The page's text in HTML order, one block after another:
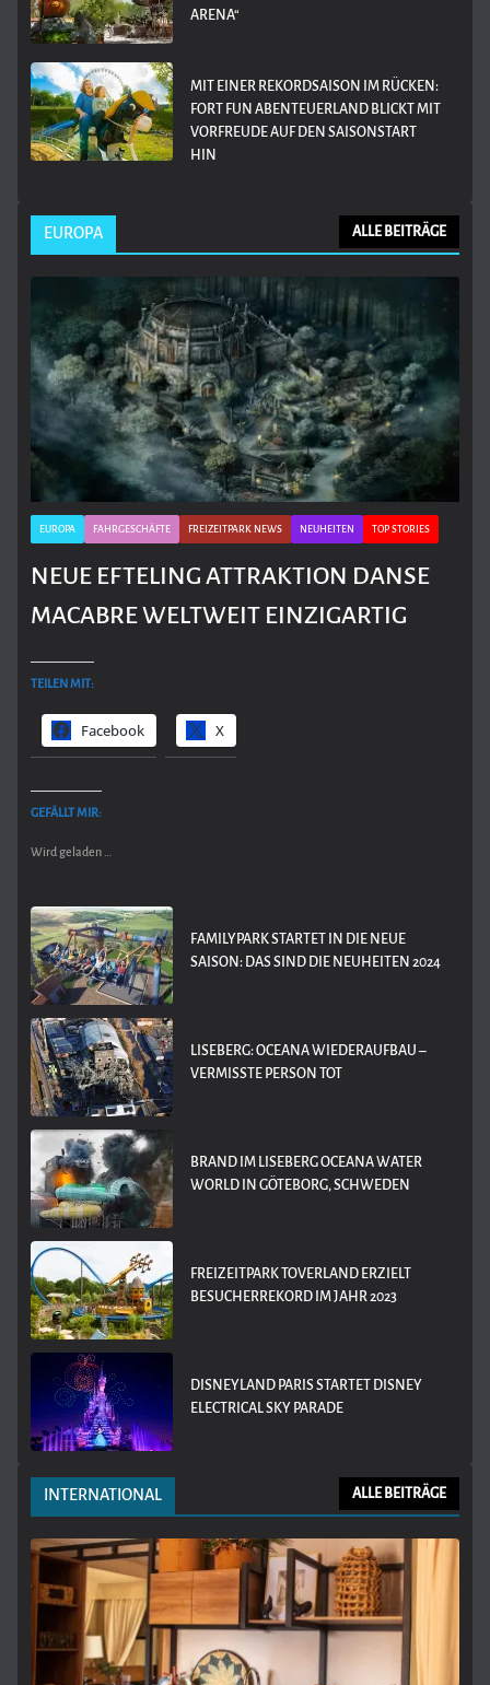
ARENA“
MIT EINER REKORDSAISON IM RÜCKEN:
FORT FUN ABENTEUERLAND BLICKT MIT
VORFREUDE AUF DEN SAISONSTART
HIN
EUROPA ALLE BEITRÄGE
EUROPA FAHRGESCHÄFTE FREIZEITPARK NEWS NEUHEITEN TOP STORIES
NEUE EFTELING ATTRAKTION DANSE
MACABRE WELTWEIT EINZIGARTIG
TEILEN MIT:
Facebook X
GEFÄLLT MIR:
Wird geladen …
FAMILYPARK STARTET IN DIE NEUE
SAISON: DAS SIND DIE NEUHEITEN 2024
LISEBERG: OCEANA WIEDERAUFBAU –
VERMISSTE PERSON TOT
BRAND IM LISEBERG OCEANA WATER
WORLD IN GÖTEBORG, SCHWEDEN
FREIZEITPARK TOVERLAND ERZIELT
BESUCHERREKORD IM JAHR 2023
DISNEYLAND PARIS STARTET DISNEY
ELECTRICAL SKY PARADE
INTERNATIONAL ALLE BEITRÄGE